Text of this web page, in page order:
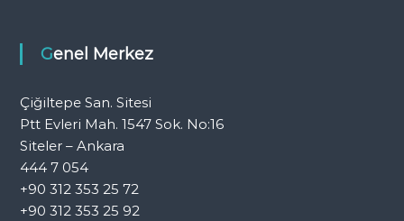
Genel Merkez
Çiğiltepe San. Sitesi
Ptt Evleri Mah. 1547 Sok. No:16
Siteler – Ankara
444 7 054
+90 312 353 25 72
+90 312 353 25 92